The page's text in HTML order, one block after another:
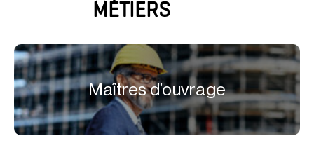
MÉTIERS
Maîtres d’ouvrage